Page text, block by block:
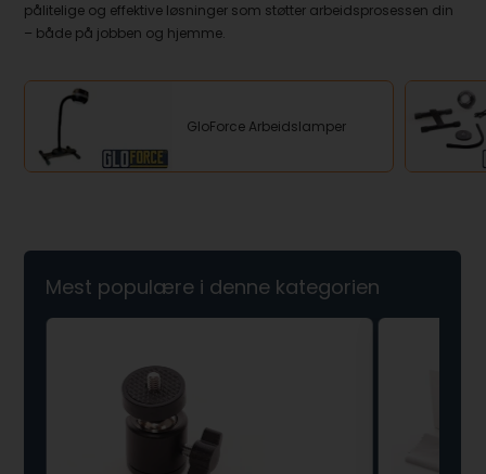
pålitelige og effektive løsninger som støtter arbeidsprosessen din
– både på jobben og hjemme.
GloForce Arbeidslamper
Mest populære i denne kategorien